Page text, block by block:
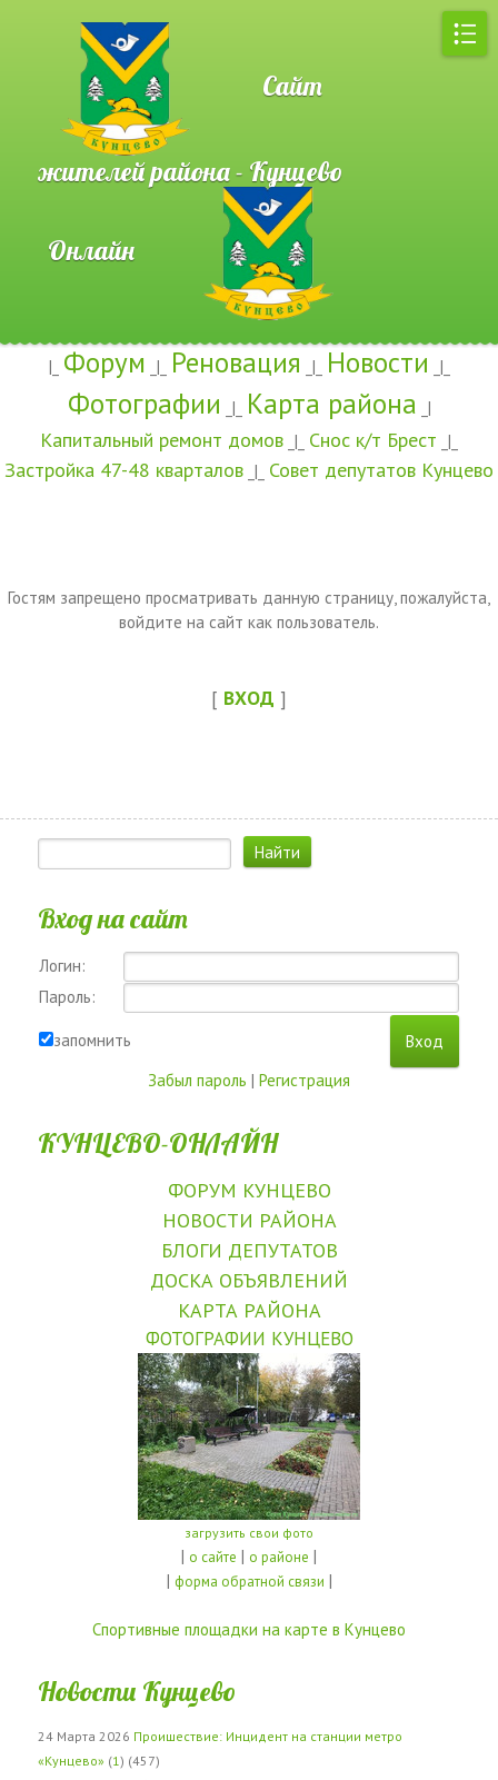
Сайт
жителей района - Кунцево
Онлайн
|_ Форум _|_ Реновация _|_ Новости _|_
Фотографии _|_ Карта района _|
Капитальный ремонт домов _|_ Снос к/т Брест _|_
Застройка 47-48 кварталов _|_ Совет депутатов Кунцево
Гостям запрещено просматривать данную страницу, пожалуйста,
войдите на сайт как пользователь.
[ ВХОД ]
Вход на сайт
Логин:
Пароль:
запомнить
Забыл пароль | Регистрация
КУНЦЕВО-ОНЛАЙН
ФОРУМ КУНЦЕВО
НОВОСТИ РАЙОНА
БЛОГИ ДЕПУТАТОВ
ДОСКА ОБЪЯВЛЕНИЙ
КАРТА РАЙОНА
ФОТОГРАФИИ КУНЦЕВО
загрузить свои фото
| о сайте | о районе |
| форма обратной связи |
Спортивные площадки на карте в Кунцево
Новости Кунцево
24 Марта 2026 Проишествие: Инцидент на станции метро
«Кунцево» (1 ) (457)